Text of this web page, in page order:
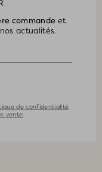
commande et
actualités.
de confidentialité
vente.